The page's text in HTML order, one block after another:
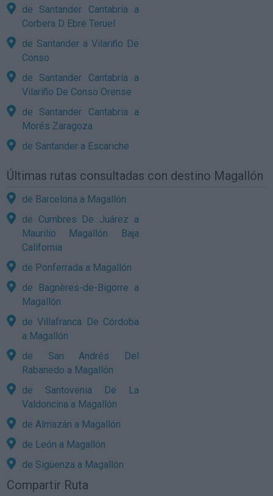
de Santander Cantabria a
Corbera D Ebre Teruel
de Santander a Vilariño De
Conso
de Santander Cantabria a
Vilariño De Conso Orense
de Santander Cantabria a
Morés Zaragoza
de Santander a Escariche
Últimas rutas consultadas con destino Magallón
de Barcelona a Magallón
de Cumbres De Juárez a
Maurilio Magallón Baja
California
de Ponferrada a Magallón
de Bagnères-de-Bigorre a
Magallón
de Villafranca De Córdoba
a Magallón
de San Andrés Del
Rabanedo a Magallón
de Santovenia De La
Valdoncina a Magallón
de Almazán a Magallón
de León a Magallón
de Sigüenza a Magallón
Compartir Ruta